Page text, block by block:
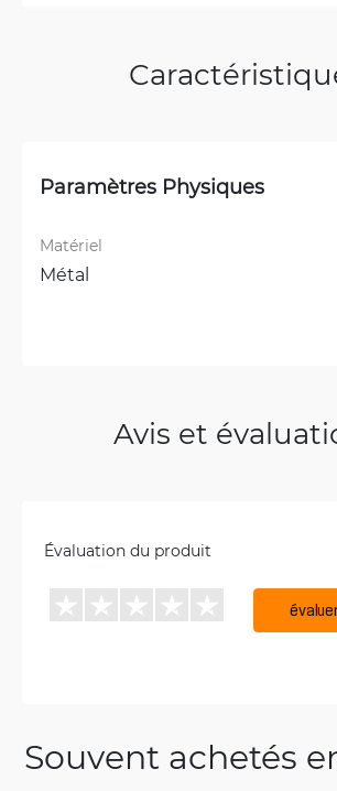
Paramètres Physiques
Matériel
Métal
Avis et
Évaluation du produit
Souvent achetés